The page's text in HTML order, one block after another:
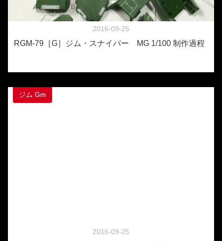
2016-09-25
RGM-79［G］ジム・スナイパー MG 1/100 制作過程
ジム Gm
2016-09-25